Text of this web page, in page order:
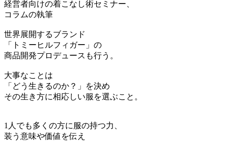
経営者向けの着こなし術セミナー、
コラムの執筆
世界展開するブランド
「トミーヒルフィガー」の
商品開発プロデュースも行う。
大事なことは
「どう生きるのか？」を決め
その生き方に相応しい服を選ぶこと。
1人でも多くの方に服の持つ力、
装う意味や価値を伝え